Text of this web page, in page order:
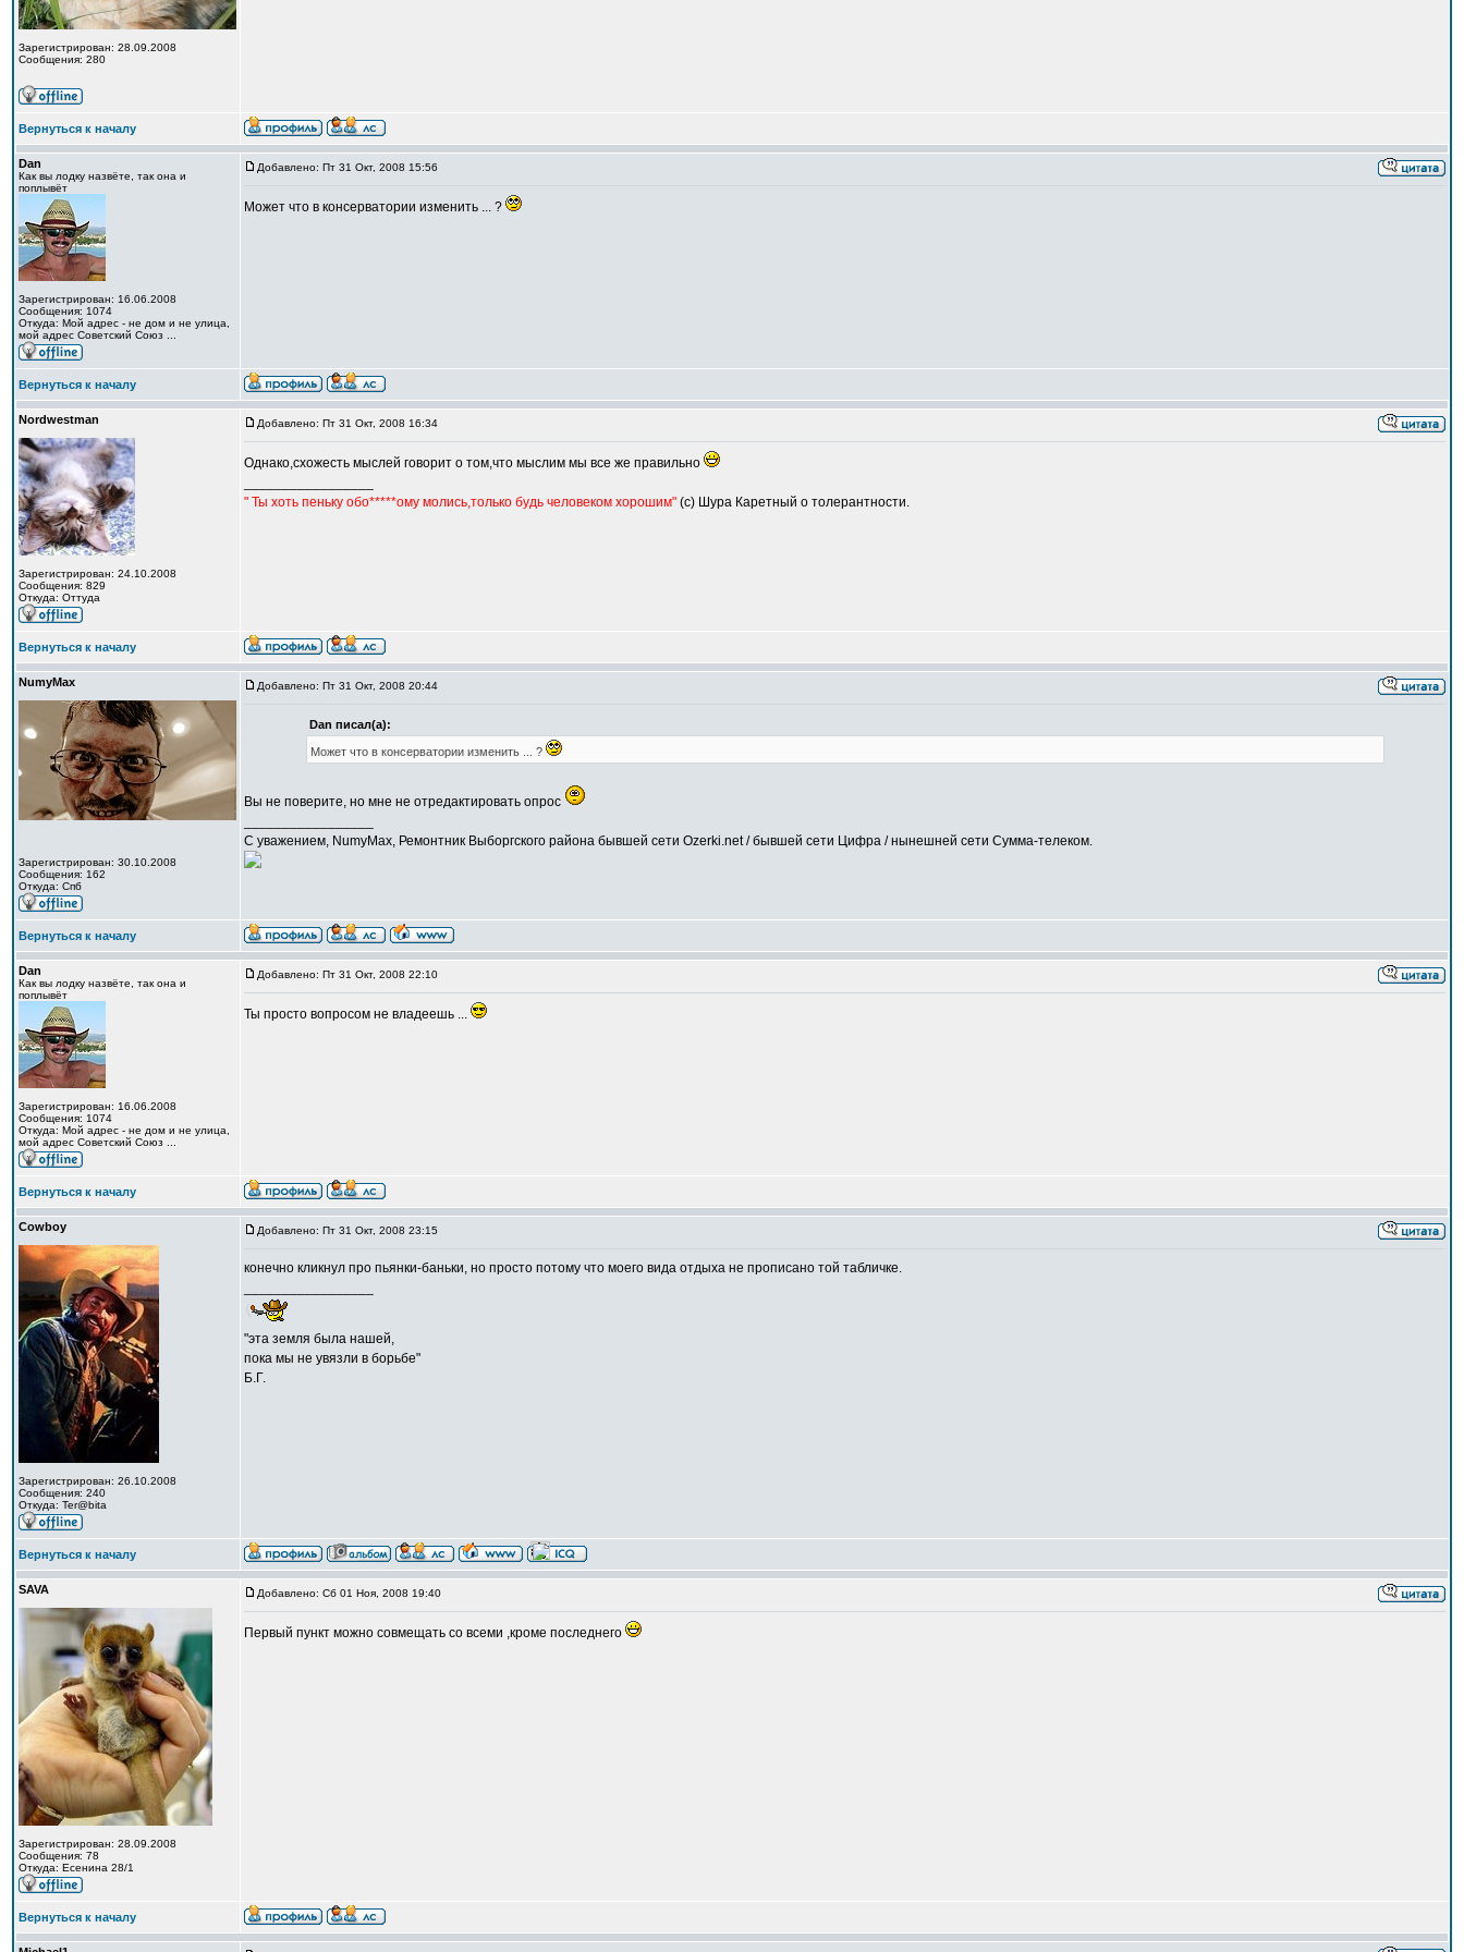
Зарегистрирован: 28.09.2008
Сообщения: 280
Вернуться к началу
Dan
Как вы лодку назвёте, так она и
поплывёт
Зарегистрирован: 16.06.2008
Сообщения: 1074
Откуда: Мой адрес - не дом и не улица,
мой адрес Советский Союз ...
Добавлено: Пт 31 Окт, 2008 15:56
Может что в консерватории изменить ... ?
Вернуться к началу
Nordwestman
Зарегистрирован: 24.10.2008
Сообщения: 829
Откуда: Оттуда
Добавлено: Пт 31 Окт, 2008 16:34
Однако,схожесть мыслей говорит о том,что мыслим мы все же правильно
" Ты хоть пеньку обо*****ому молись,только будь человеком хорошим" (с) Шура Каретный о толерантности.
Вернуться к началу
NumyMax
Зарегистрирован: 30.10.2008
Сообщения: 162
Откуда: Спб
Добавлено: Пт 31 Окт, 2008 20:44
Dan писал(а):
Может что в консерватории изменить ... ?
Вы не поверите, но мне не отредактировать опрос
С уважением, NumyMax, Ремонтник Выборгского района бывшей сети Ozerki.net / бывшей сети Цифра / нынешней сети Сумма-телеком.
Вернуться к началу
Dan
Как вы лодку назвёте, так она и
поплывёт
Зарегистрирован: 16.06.2008
Сообщения: 1074
Откуда: Мой адрес - не дом и не улица,
мой адрес Советский Союз ...
Добавлено: Пт 31 Окт, 2008 22:10
Ты просто вопросом не владеешь ...
Вернуться к началу
Cowboy
Зарегистрирован: 26.10.2008
Сообщения: 240
Откуда: Ter@bita
Добавлено: Пт 31 Окт, 2008 23:15
конечно кликнул про пьянки-баньки, но просто потому что моего вида отдыха не прописано той табличке.
"эта земля была нашей,
пока мы не увязли в борьбе"
Б.Г.
Вернуться к началу
SAVA
Зарегистрирован: 28.09.2008
Сообщения: 78
Откуда: Есенина 28/1
Добавлено: Сб 01 Ноя, 2008 19:40
Первый пункт можно совмещать со всеми ,кроме последнего
Вернуться к началу